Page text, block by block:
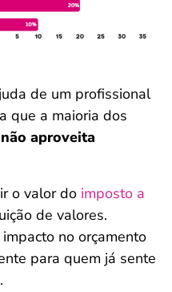
de um profissional
que a maioria dos
não aproveita
o valor do imposto a
de valores.
no orçamento
para quem já sente